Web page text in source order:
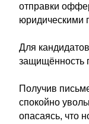
отправки
юридическими
Для
защищённость
Получив
спокойно
опасаясь, что